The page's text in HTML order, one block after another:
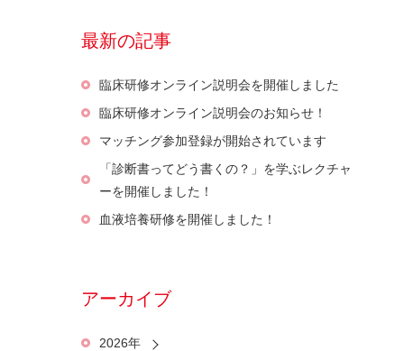
最新の記事
臨床研修オンライン説明会を開催しました
臨床研修オンライン説明会のお知らせ！
マッチング参加登録が開始されています
「診断書ってどう書くの？」を学ぶレクチャ
ーを開催しました！
血液培養研修を開催しました！
アーカイブ
2026年